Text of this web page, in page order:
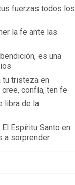
fuerzas todos los
la fe ante las
es una
tu tristeza en
confía, ten fe
libra de la
Espíritu Santo en
a sorprender